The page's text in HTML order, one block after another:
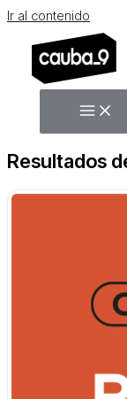
Ir al contenido
Resultados